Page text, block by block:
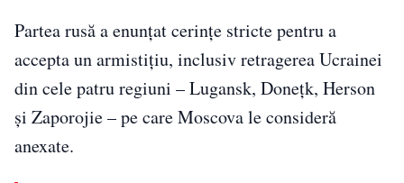
Partea rusă a enunțat cerințe stricte pentru a
accepta un armistițiu, inclusiv retragerea Ucrainei
din cele patru regiuni – Lugansk, Donețk, Herson
și Zaporojie – pe care Moscova le consideră
anexate.